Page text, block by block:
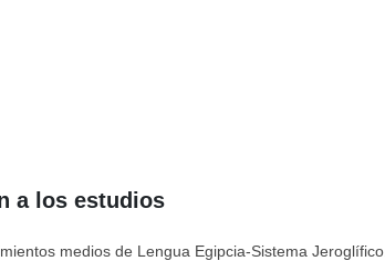
a los estudios
medios de Lengua Egipcia-Sistema Jeroglífico.